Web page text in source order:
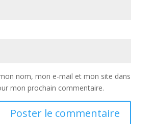
nom, mon e-mail et mon site dans
mon prochain commentaire.